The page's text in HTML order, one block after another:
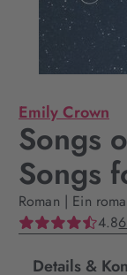
Emily Crown
Songs
Songs
Roman | Ein
4.8
Details &